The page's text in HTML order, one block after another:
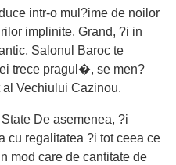
intr-o mul?ime de noilor
implinite. Grand, ?i in
Salonul Baroc te
trece pragul�, se men?
Vechiului Cazinou.
De asemenea, ?i
cu regalitatea ?i tot ceea ce
mod care de cantitate de